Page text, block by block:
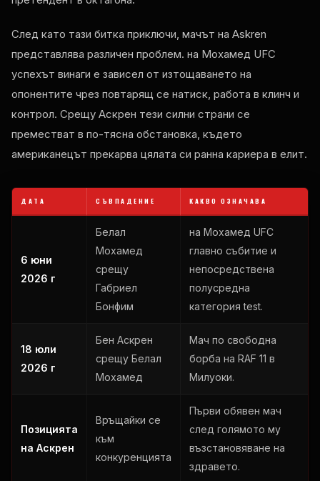
След като тази битка приключи, мачът на Askren
представлява различен проблем. на Мохамед UFC
успехът винаги е зависел от изтощаването на
опонентите чрез повтарящ се натиск, работа в клинч и
контрол. Срещу Аскрен тези силни страни се
преместват в по-тясна обстановка, където
американецът прекарва цялата си ранна кариера в елит.
ДАТА СЪВПАДЕНИЕ КАКВО ОЗНАЧАВА
6 юни
2026 г
Белал
Мохамед
срещу
Габриел
Бонфим
на Мохамед UFC
главно събитие и
непосредствена
полусредна
категорияtest.
18 юли
2026 г
Бен Аскрен
срещу Белал
Мохамед
Мач по свободна
борба на RAF 11 в
Милуоки.
Позицията
на Аскрен
Връщайки се
към
конкуренцията
Първи обявен мач
след голямото му
възстановяване на
здравето.